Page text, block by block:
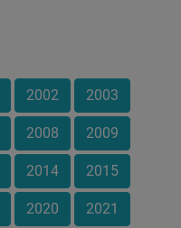
2002 2003
2008 2009
2014 2015
2020 2021